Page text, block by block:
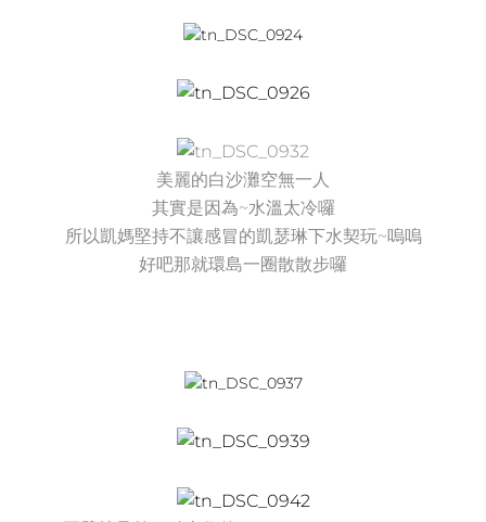
美麗的白沙灘空無一人
其實是因為~水溫太冷囉
所以凱媽堅持不讓感冒的凱瑟琳下水契玩~嗚嗚
好吧那就環島一圈散散步囉